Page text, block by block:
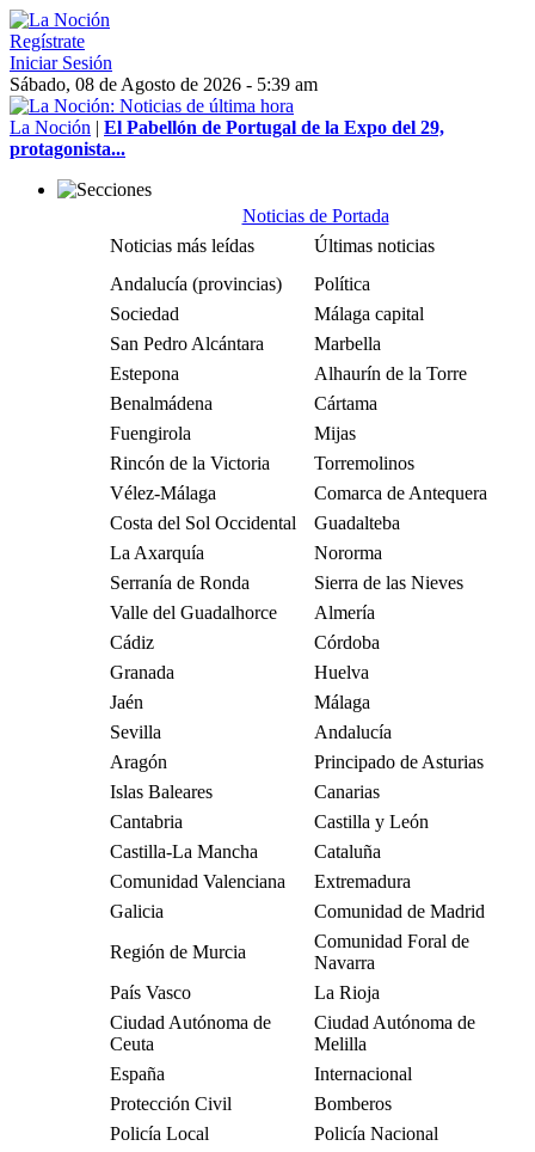
Regístrate
Iniciar Sesión
Sábado, 08 de Agosto de 2026 - 5:39 am
La Noción | El Pabellón de Portugal de la Expo del 29,
protagonista...
Noticias de Portada
Noticias más leídas
Últimas noticias
Andalucía (provincias)
Política
Sociedad
Málaga capital
San Pedro Alcántara
Marbella
Estepona
Alhaurín de la Torre
Benalmádena
Cártama
Fuengirola
Mijas
Rincón de la Victoria
Torremolinos
Vélez-Málaga
Comarca de Antequera
Costa del Sol Occidental
Guadalteba
La Axarquía
Nororma
Serranía de Ronda
Sierra de las Nieves
Valle del Guadalhorce
Almería
Cádiz
Córdoba
Granada
Huelva
Jaén
Málaga
Sevilla
Andalucía
Aragón
Principado de Asturias
Islas Baleares
Canarias
Cantabria
Castilla y León
Castilla-La Mancha
Cataluña
Comunidad Valenciana
Extremadura
Galicia
Comunidad de Madrid
Región de Murcia
Comunidad Foral de
Navarra
País Vasco
La Rioja
Ciudad Autónoma de
Ceuta
Ciudad Autónoma de
Melilla
España
Internacional
Protección Civil
Bomberos
Policía Local
Policía Nacional